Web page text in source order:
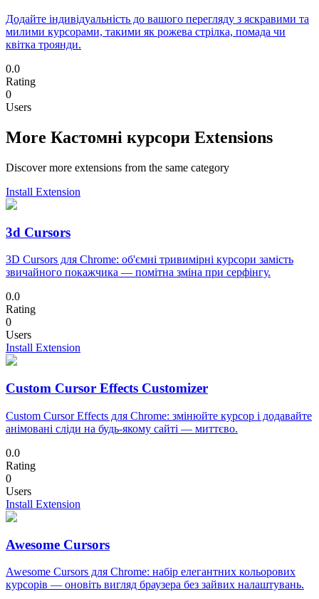
Додайте індивідуальність до вашого перегляду з яскравими та
милими курсорами, такими як рожева стрілка, помада чи
квітка троянди.
0.0
Rating
0
Users
More Кастомні курсори Extensions
Discover more extensions from the same category
Install Extension
3d Cursors
3D Cursors для Chrome: об'ємні тривимірні курсори замість
звичайного покажчика — помітна зміна при серфінгу.
0.0
Rating
0
Users
Install Extension
Custom Cursor Effects Customizer
Custom Cursor Effects для Chrome: змінюйте курсор і додавайте
анімовані сліди на будь-якому сайті — миттєво.
0.0
Rating
0
Users
Install Extension
Awesome Cursors
Awesome Cursors для Chrome: набір елегантних кольорових
курсорів — оновіть вигляд браузера без зайвих налаштувань.